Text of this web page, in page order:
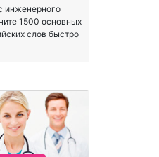
инженерного
1500 основных
слов быстро